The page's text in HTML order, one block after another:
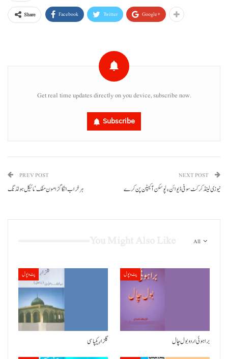
Share Facebook Twitter Google+
Get real time updates directly on you device, subscribe now.
Subscribe
PREV POST
ہر خراب انگا گڑا مون مفک‘مائیکل ہولڈنگ
NEXT POST
نیوزی لینڈ کرکٹ سوفی ڈیوائن ءِ پُوسکن آ کیپٹن پن کرے
All
پٹ و پول
گلزارِیکپاسی
پٹ و پول
براہوئی اردو بول چال